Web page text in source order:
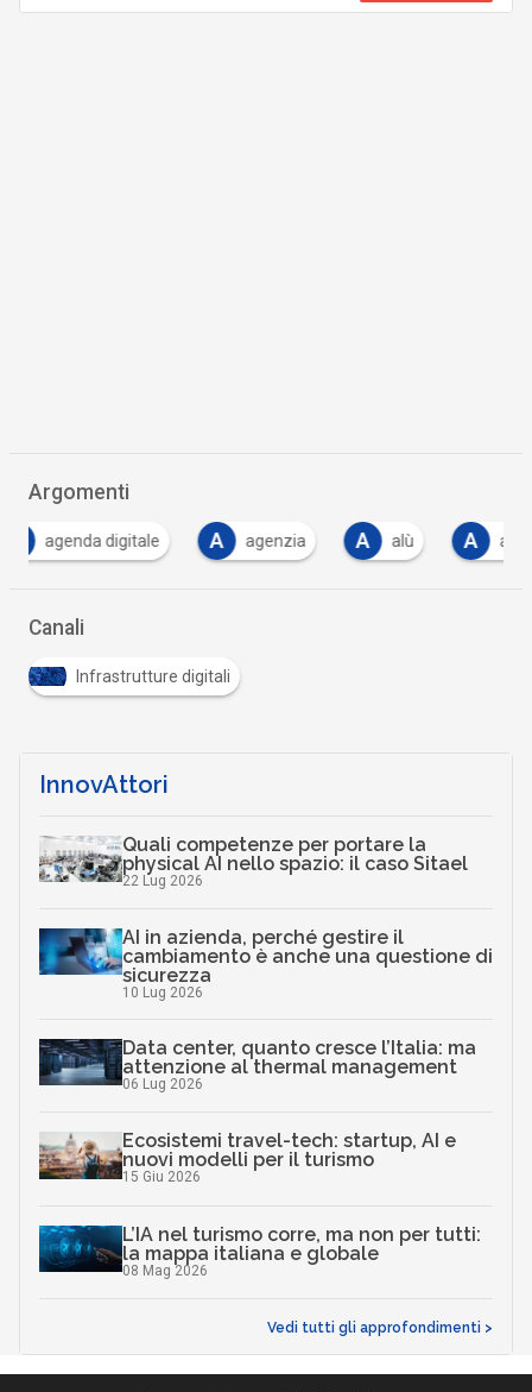
Argomenti
A agenzia A alù A analisi banda
Canali
Infrastrutture digitali
InnovAttori
Quali competenze per portare la
physical AI nello spazio: il caso Sitael
22 Lug 2026
AI in azienda, perché gestire il
cambiamento è anche una questione di
sicurezza
10 Lug 2026
Data center, quanto cresce l’Italia: ma
attenzione al thermal management
06 Lug 2026
Ecosistemi travel-tech: startup, AI e
nuovi modelli per il turismo
15 Giu 2026
L’IA nel turismo corre, ma non per tutti:
la mappa italiana e globale
08 Mag 2026
Vedi tutti gli approfondimenti >